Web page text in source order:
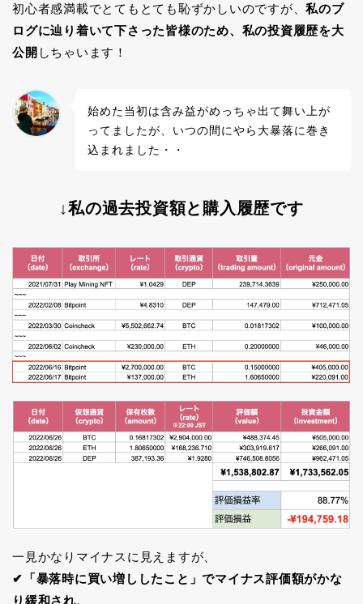
初心者感満載でとてもとても恥ずかしいのですが、私のブ
ログに辿り着いて下さった皆様のため、私の投資履歴を大
公開 しちゃいます！
始めた当初は含み益がめっちゃ出て舞い上が
ってましたが、いつの間にやら大暴落に巻き
込まれました・・
↓私の過去投資額と購入履歴です
一見かなりマイナスに見えますが、
✔︎「暴落時に買い増ししたこと」でマイナス評価額がかな
り緩和され、